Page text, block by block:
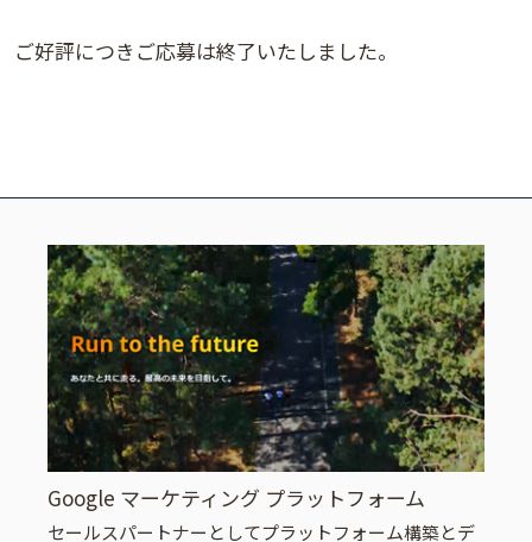
ご好評につきご応募は終了いたしました。
Google マーケティング プラットフォーム
セールスパートナーとしてプラットフォーム構築とデ